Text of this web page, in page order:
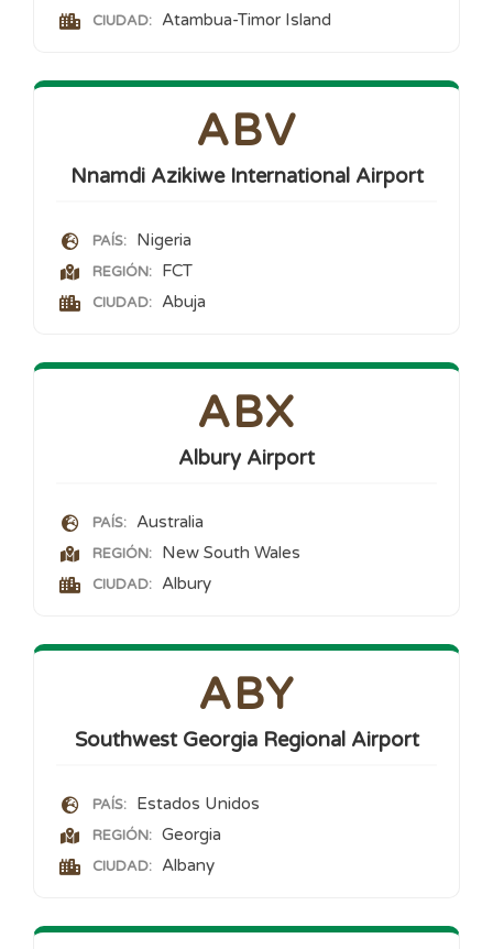
CIUDAD: Atambua-Timor Island
ABV
Nnamdi Azikiwe International Airport
PAÍS: Nigeria
REGIÓN: FCT
CIUDAD: Abuja
ABX
Albury Airport
PAÍS: Australia
REGIÓN: New South Wales
CIUDAD: Albury
ABY
Southwest Georgia Regional Airport
PAÍS: Estados Unidos
REGIÓN: Georgia
CIUDAD: Albany